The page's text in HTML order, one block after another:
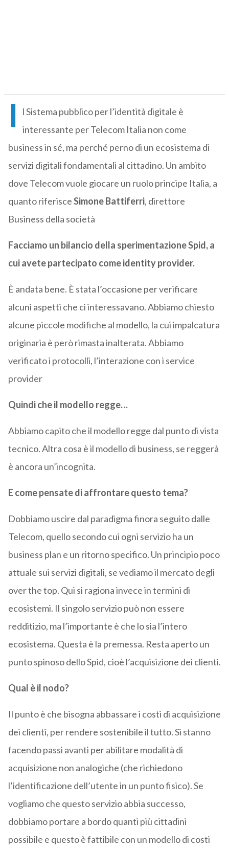
I
l Sistema pubblico per l’identità digitale è
interessante per Telecom Italia non come
business in sé, ma perché perno di un ecosistema di
servizi digitali fondamentali al cittadino. Un ambito
dove Telecom vuole giocare un ruolo principe Italia, a
quanto riferisceSimone Battiferri, direttore
Business della società
Facciamo un bilancio della sperimentazione Spid, a
cui avete partecipato come identity provider.
È andata bene. È stata l’occasione per verificare
alcuni aspetti che ci interessavano. Abbiamo chiesto
alcune piccole modifiche al modello, la cui impalcatura
originaria è però rimasta inalterata. Abbiamo
verificato i protocolli, l’interazione con i service
provider
Quindi che il modello regge…
Abbiamo capito che il modello regge dal punto di vista
tecnico. Altra cosa è il modello di business, se reggerà
è ancora un’incognita.
E come pensate di affrontare questo tema?
Dobbiamo uscire dal paradigma finora seguito dalle
Telecom, quello secondo cui ogni servizio ha un
business plan e un ritorno specifico. Un principio poco
attuale sui servizi digitali, se vediamo il mercato degli
over the top. Qui si ragiona invece in termini di
ecosistemi. Il singolo servizio può non essere
redditizio, ma l’importante è che lo sia l’intero
ecosistema. Questa è la premessa. Resta aperto un
punto spinoso dello Spid, cioè l’acquisizione dei clienti.
Qual è il nodo?
Il punto è che bisogna abbassare i costi di acquisizione
dei clienti, per rendere sostenibile il tutto. Si stanno
facendo passi avanti per abilitare modalità di
acquisizione non analogiche (che richiedono
l’identificazione dell’utente in un punto fisico). Se
vogliamo che questo servizio abbia successo,
dobbiamo portare a bordo quanti più cittadini
possibile e questo è fattibile con un modello di costi